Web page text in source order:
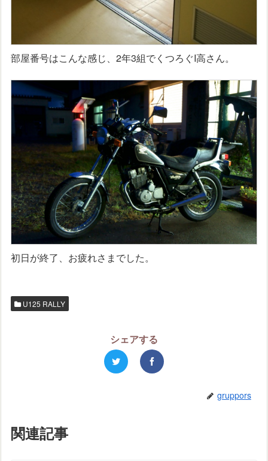
部屋番号はこんな感じ、2年3組でくつろぐI高さん。
初日が終了、お疲れさまでした。
U125 RALLY
シェアする
gruppors
関連記事